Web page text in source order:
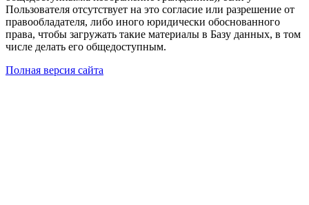
Пользователя отсутствует на это согласие или разрешение от
правообладателя, либо иного юридически обоснованного
права, чтобы загружать такие материалы в Базу данных, в том
числе делать его общедоступным.
Полная версия сайта